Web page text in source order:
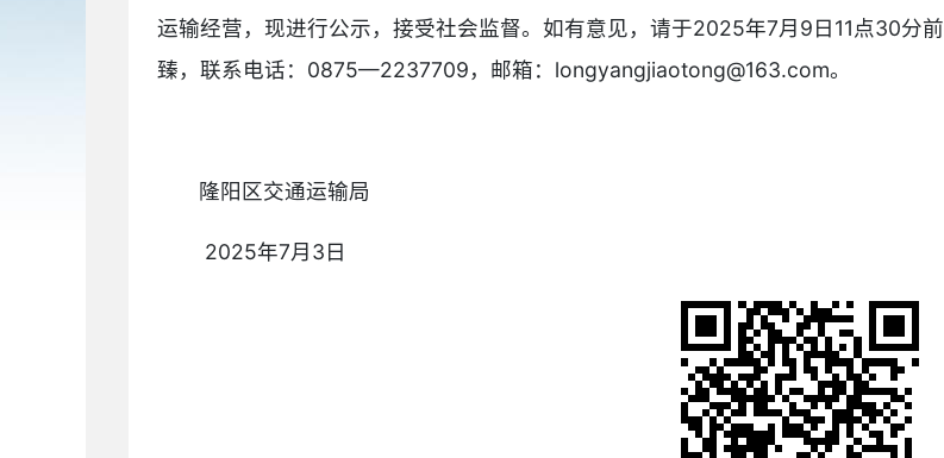
运输经营，现进行公示，接受社会监督。如有意见，请于2025年7月9日11点30分
臻，联系电话：0875—2237709，邮箱：longyangjiaotong@163.com。
隆阳区交通运输局
2025年7月3日